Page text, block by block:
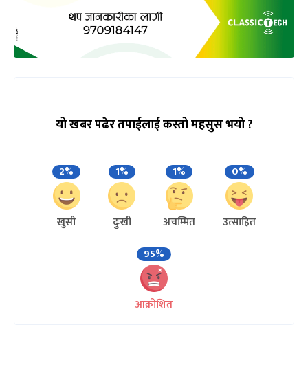
यो खबर पढेर तपाईलाई कस्तो महसुस भयो ?
2%
खुसी
1%
दुःखी
1%
अचम्मित
0%
उत्साहित
95%
आक्रोशित